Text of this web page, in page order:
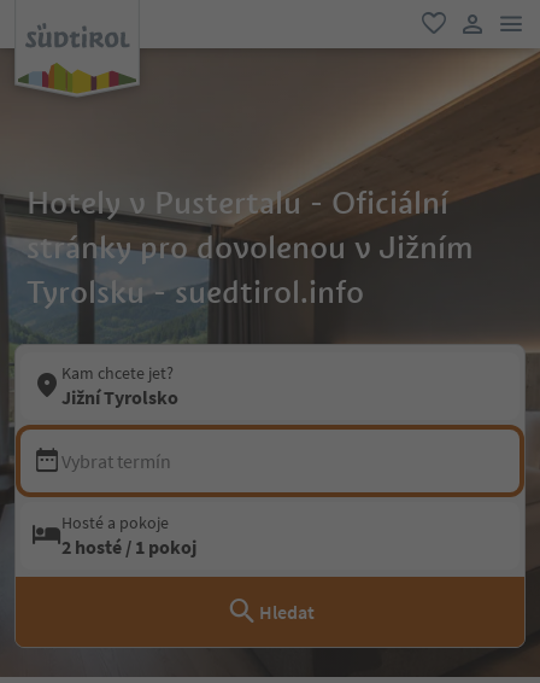
oblíbené
Hotely v Pustertalu - Oficiální
stránky pro dovolenou v Jižním
Tyrolsku - suedtirol.info
Kam chcete jet?
Jižní Tyrolsko
Vybrat termín
Hosté a pokoje
2 hosté / 1 pokoj
Hledat